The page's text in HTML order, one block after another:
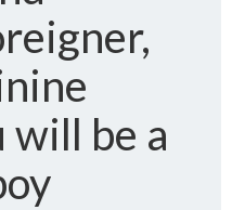
will be a